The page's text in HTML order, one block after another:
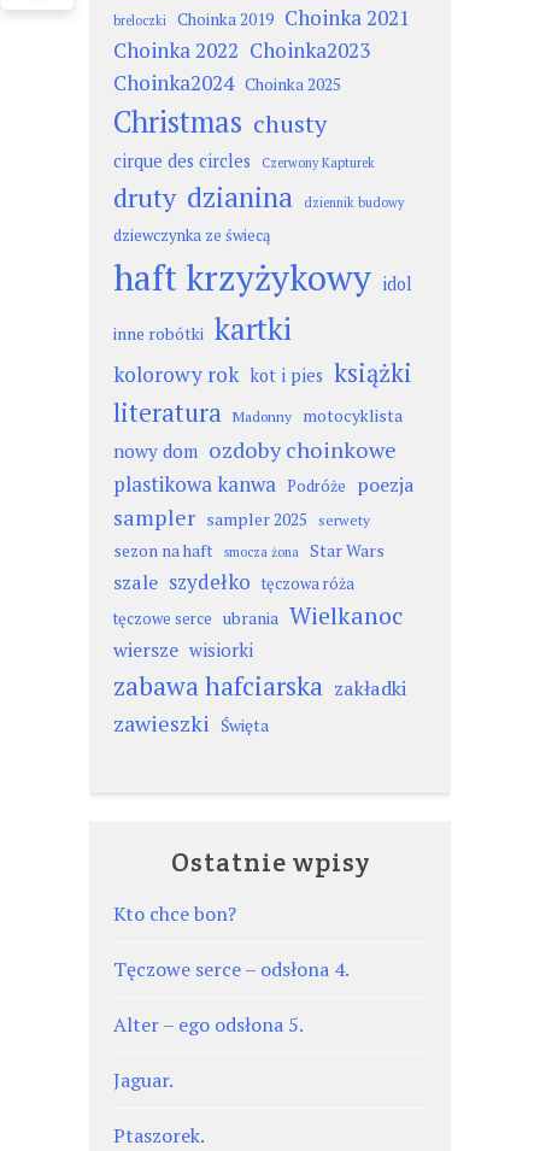
breloczki Choinka 2019 Choinka 2021
Choinka 2022 Choinka2023
Choinka2024 Choinka 2025
Christmas chusty
cirque des circles Czerwony Kapturek
druty dzianina dziennik budowy
dziewczynka ze świecą
haft krzyżykowy idol
inne robótki kartki
kolorowy rok kot i pies książki
literatura Madonny motocyklista
nowy dom ozdoby choinkowe
plastikowa kanwa Podróże poezja
sampler sampler 2025 serwety
sezon na haft smocza żona Star Wars
szale szydełko tęczowa róża
tęczowe serce ubrania Wielkanoc
wiersze wisiorki
zabawa hafciarska zakładki
zawieszki Święta
Ostatnie wpisy
Kto chce bon?
Tęczowe serce – odsłona 4.
Alter – ego odsłona 5.
Jaguar.
Ptaszorek.